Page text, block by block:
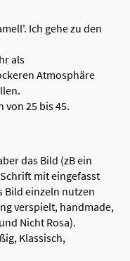
Ich gehe zu den
als
Atmosphäre
25 bis 45.
das Bild (zB ein
mit eingefasst
Bild einzeln nutzen
verspielt, handmade,
Nicht Rosa).
Klassisch,